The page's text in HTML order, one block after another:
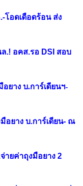
โอดเดือดร้อน ส่ง
.! อคส.รอ DSI สอบ
ยาง บ.การ์เดียนฯ-
อยาง บ.การ์เดียน- ณ
ายค่าถุงมือยาง 2